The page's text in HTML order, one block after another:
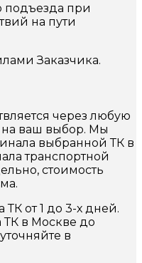
подъезда при
на пути
Заказчика.
через любую
ваш выбор. Мы
выбранной ТК в
транспортной
стоимость
от 1 до 3-х дней.
ТК в Москве до
в